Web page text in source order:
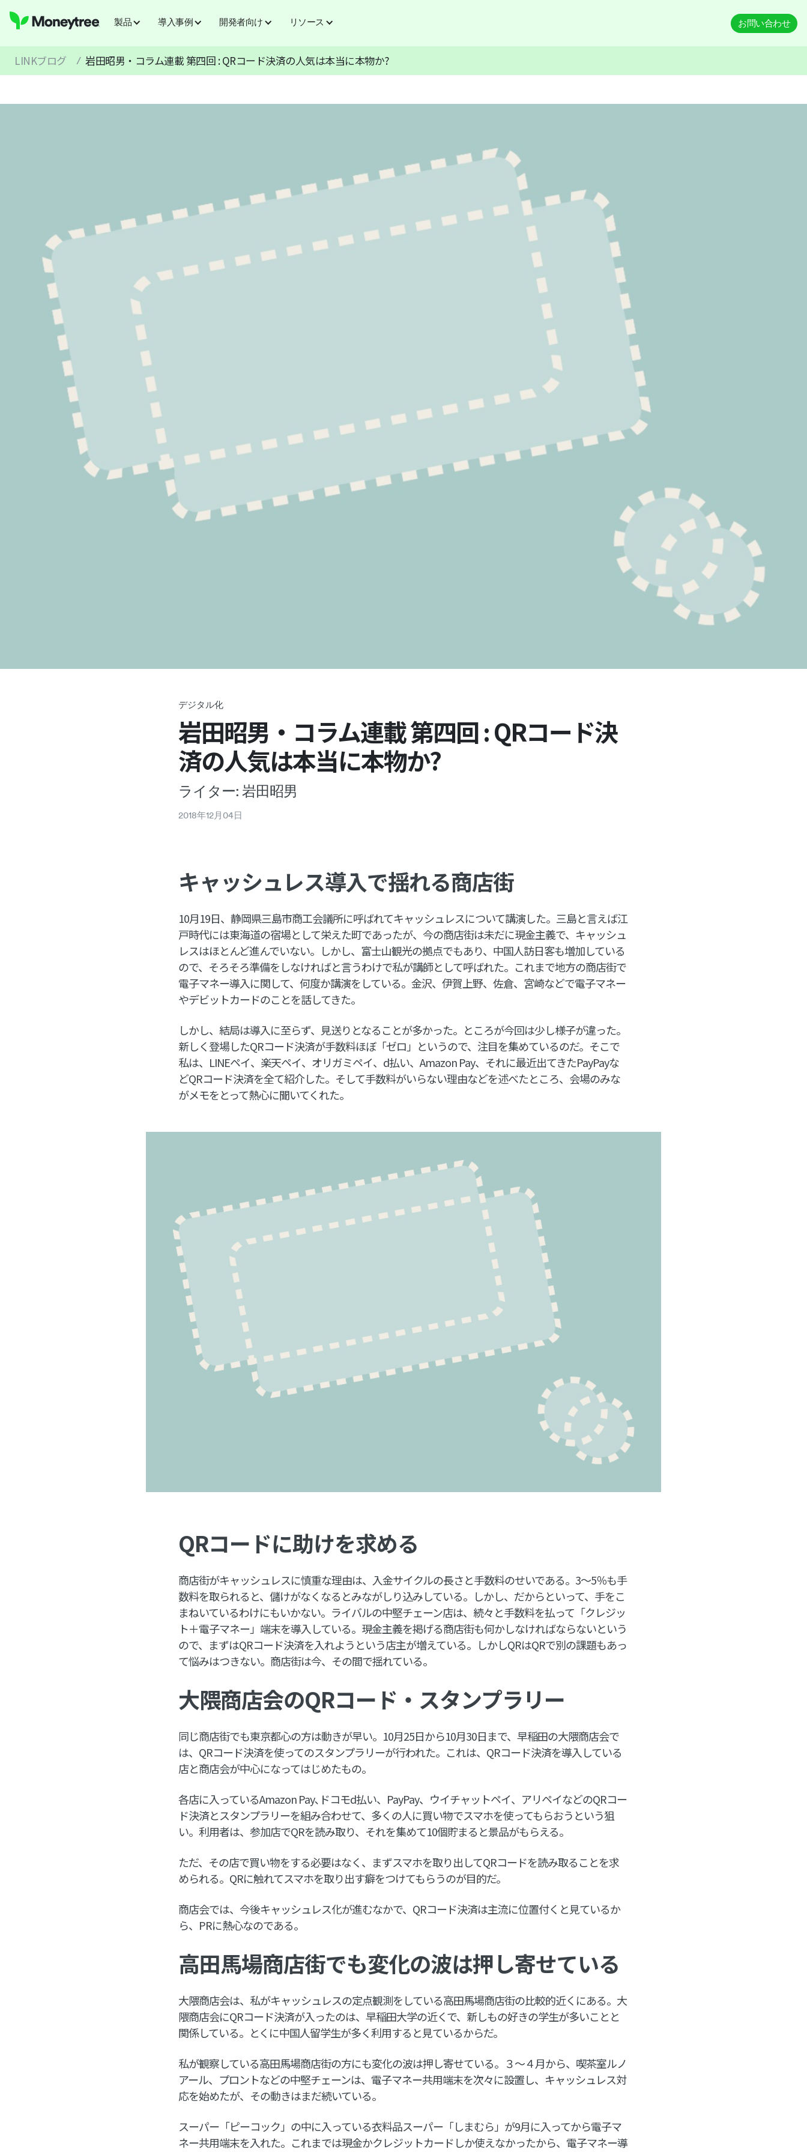
製品 導入事例 開発者向け リソース お問い合わせ
LINKブログ / 岩田昭男・コラム連載 第四回 : QRコード決済の人気は本当に本物か?
デジタル化
岩田昭男・コラム連載 第四回 : QRコード決
済の人気は本当に本物か?
ライター: 岩田昭男
2018年12月 04日
キャッシュレス導入で揺れる商店街
10月19日、静岡県三島市商工会議所に呼ばれてキャッシュレスについて講演した。三島と言えば江
戸時代には東海道の宿場として栄えた町であったが、今の商店街は未だに現金主義で、キャッシュ
レスはほとんど進んでいない。しかし、富士山観光の拠点でもあり、中国人訪日客も増加している
ので、そろそろ準備をしなければと言うわけで私が講師として呼ばれた。これまで地方の商店街で
電子マネー導入に関して、何度か講演をしている。金沢、伊賀上野、佐倉、宮崎などで電子マネー
やデビットカードのことを話してきた。
しかし、結局は導入に至らず、見送りとなることが多かった。ところが今回は少し様子が違った。
新しく登場したQRコード決済が手数料ほぼ「ゼロ」というので、注目を集めているのだ。そこで
私は、LINEペイ、楽天ペイ、オリガミペイ、d払い、Amazon Pay、それに最近出てきたPayPayな
どQRコード決済を全て紹介した。そして手数料がいらない理由などを述べたところ、会場のみな
がメモをとって熱心に聞いてくれた。
QRコードに助けを求める
商店街がキャッシュレスに慎重な理由は、入金サイクルの長さと手数料のせいである。3～5％も手
数料を取られると、儲けがなくなるとみながしり込みしている。しかし、だからといって、手をこ
まねいているわけにもいかない。ライバルの中堅チェーン店は、続々と手数料を払って「クレジッ
ト＋電子マネー」端末を導入している。現金主義を掲げる商店街も何かしなければならないという
ので、まずはQRコード決済を入れようという店主が増えている。しかしQRはQRで別の課題もあっ
て悩みはつきない。商店街は今、その間で揺れている。
大隈商店会のQRコード・スタンプラリー
同じ商店街でも東京都心の方は動きが早い。10月25日から10月30日まで、早稲田の大隈商店会で
は、QRコード決済を使ってのスタンプラリーが行われた。これは、QRコード決済を導入している
店と商店会が中心になってはじめたもの。
各店に入っているAmazon Pay､ドコモd払い、PayPay、ウイチャットペイ、アリペイなどのQRコー
ド決済とスタンプラリーを組み合わせて、多くの人に買い物でスマホを使ってもらおうという狙
い。利用者は、参加店でQRを読み取り、それを集めて10個貯まると景品がもらえる。
ただ、その店で買い物をする必要はなく、まずスマホを取り出してQRコードを読み取ることを求
められる。QRに触れてスマホを取り出す癖をつけてもらうのが目的だ。
商店会では、今後キャッシュレス化が進むなかで、QRコード決済は主流に位置付くと見ているか
ら、PRに熱心なのである。
高田馬場商店街でも変化の波は押し寄せている
大隈商店会は、私がキャッシュレスの定点観測をしている高田馬場商店街の比較的近くにある。大
隈商店会にQRコード決済が入ったのは、早稲田大学の近くで、新しもの好きの学生が多いことと
関係している。とくに中国人留学生が多く利用すると見ているからだ。
私が観察している高田馬場商店街の方にも変化の波は押し寄せている。３～４月から、喫茶室ルノ
アール、プロントなどの中堅チェーンは、電子マネー共用端末を次々に設置し、キャッシュレス対
応を始めたが、その動きはまだ続いている。
スーパー「ピーコック」の中に入っている衣料品スーパー「しまむら」が9月に入ってから電子マ
ネー共用端末を入れた。これまでは現金かクレジットカードしか使えなかったから、電子マネー導